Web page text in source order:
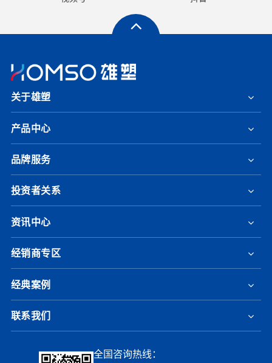
关于雄塑
产品中心
品牌服务
投资者关系
资讯中心
经销商专区
经典案例
联系我们
全国咨询热线：